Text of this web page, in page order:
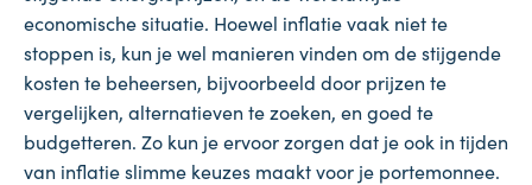
economische situatie. Hoewel inflatie vaak niet te
stoppen is, kun je wel manieren vinden om de stijgende
kosten te beheersen, bijvoorbeeld door prijzen te
vergelijken, alternatieven te zoeken, en goed te
budgetteren. Zo kun je ervoor zorgen dat je ook in tijden
van inflatie slimme keuzes maakt voor je portemonnee.